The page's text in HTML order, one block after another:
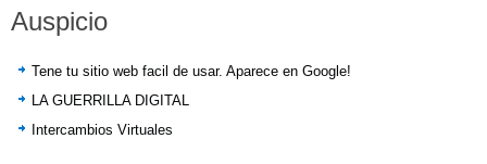
Auspicio
Tene tu sitio web facil de usar. Aparece en Google!
LA GUERRILLA DIGITAL
Intercambios Virtuales